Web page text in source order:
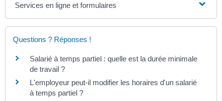
Services en ligne et formulaires
Questions ? Réponses !
Salarié à temps partiel : quelle est la durée minimale
de travail ?
L'employeur peut-il modifier les horaires d'un salarié
à temps partiel ?